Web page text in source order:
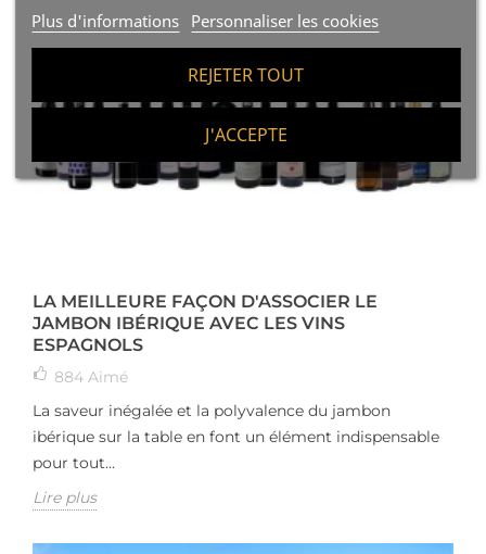
Plus d'informations Personnaliser les cookies
REJETER TOUT
J'ACCEPTE
LA MEILLEURE FAÇON D'ASSOCIER LE
JAMBON IBÉRIQUE AVEC LES VINS
ESPAGNOLS
884 Aimé
La saveur inégalée et la polyvalence du jambon
ibérique sur la table en font un élément indispensable
pour tout...
Lire plus